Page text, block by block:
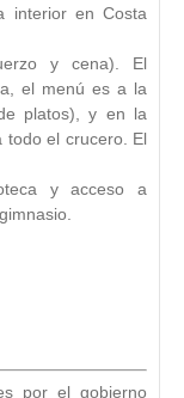
interior en Costa
y cena). El
el menú es a la
platos), y en la
todo el crucero. El
y acceso a
por el gobierno